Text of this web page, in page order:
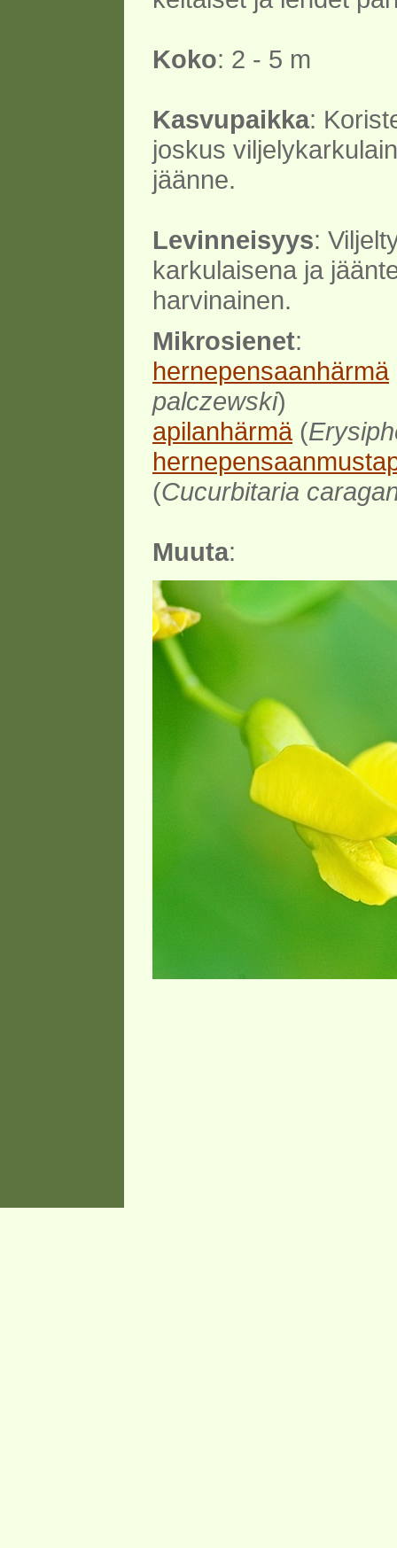
Koko: 2 - 5 m
Kasvupaikka:
joskus
jäänne.
Levinneisyys:
karkulaisena ja
harvinainen.
Mikrosienet:
hernepensaanhärmä
palczewski)
apilanhärmä (
(Cucurbitaria
Muuta: